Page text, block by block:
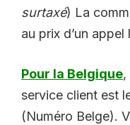
surtaxé) La
au prix d’un appel
Pour la Belgique,
service client est
(Numéro Belge).